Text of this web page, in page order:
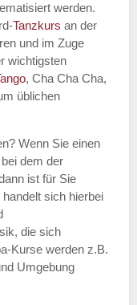
werden.
Tanzkurs an der
und im Zuge
wichtigsten
, Cha Cha Cha,
üblichen
Wenn Sie einen
dem der
ist für Sie
sich hierbei
die sich
Kurse werden z.B.
Umgebung